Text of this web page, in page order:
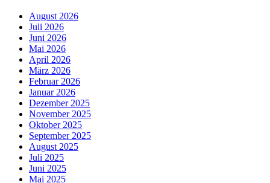
August 2026
Juli 2026
Juni 2026
Mai 2026
April 2026
März 2026
Februar 2026
Januar 2026
Dezember 2025
November 2025
Oktober 2025
September 2025
August 2025
Juli 2025
Juni 2025
Mai 2025